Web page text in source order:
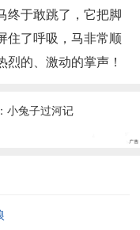
终于敢跳了，它把脚
住了呼吸，马非常顺
的、激动的掌声！
小兔子过河记